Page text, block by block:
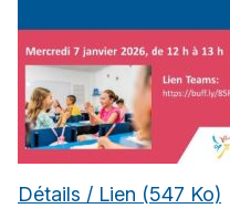
Détails / Lien (547 Ko)